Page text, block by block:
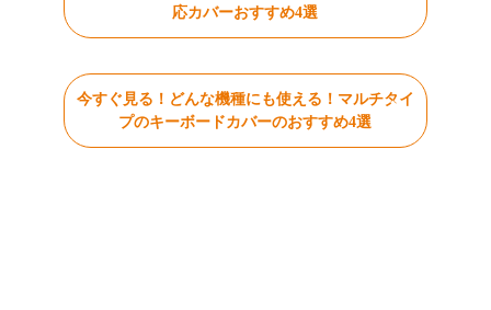
応カバーおすすめ4選
今すぐ見る！どんな機種にも使える！マルチタイ
プのキーボードカバーのおすすめ4選